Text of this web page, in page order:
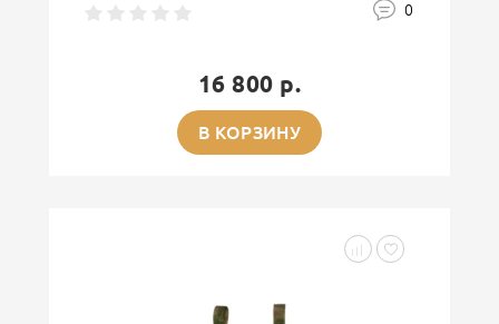
0
16 800 р.
В КОРЗИНУ